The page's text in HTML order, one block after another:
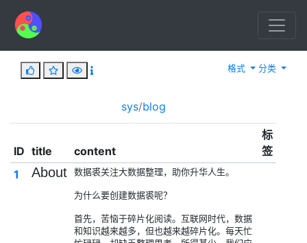
格式 分类
sys/blog
ID title content
标
签
1
About 数据裘关注大数据整理，助你升华人生。
为什么要创建数据裘呢？
首先，苦恼于碎片化阅读。互联网时代，数据
和知识越来越多，但也越来越碎片化。每天忙